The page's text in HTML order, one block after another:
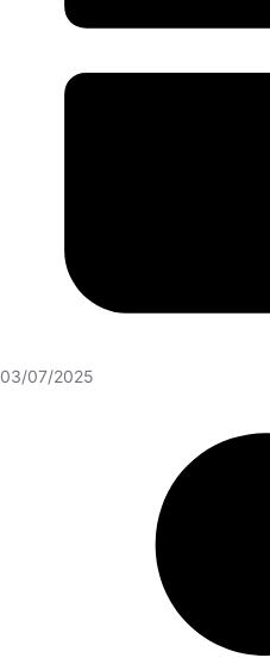
03/07/2025